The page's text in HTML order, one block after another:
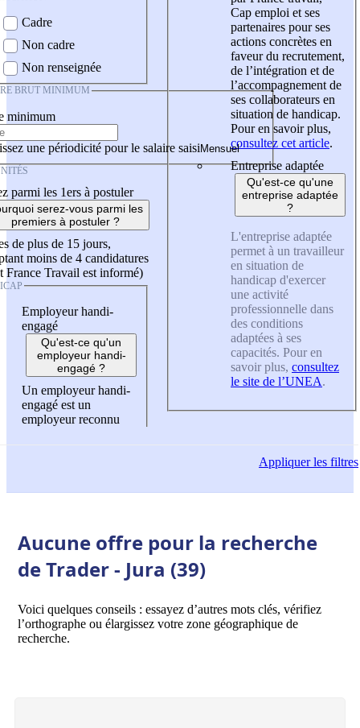
Cadre
Non cadre
Non renseignée
BRUT MINIMUM
minimum
une périodicité pour le salaire saisi
parmi les 1ers à postuler
serez-vous parmi les
premiers à postuler ?
de plus de 15 jours,
moins de 4 candidatures
France Travail est informé)
Employeur handi-
engagé
Qu'est-ce qu'un
employeur handi-
engagé ?
Un employeur handi-
engagé est un
employeur reconnu
Cap emploi et ses
partenaires pour ses
actions concrètes en
faveur du recrutement,
de l’intégration et de
l’accompagnement de
ses collaborateurs en
situation de handicap.
Pour en savoir plus,
consultez cet article.
Entreprise adaptée
Qu'est-ce qu'une
entreprise adaptée
?
L'entreprise adaptée
permet à un travailleur
en situation de
handicap d'exercer
une activité
professionnelle dans
des conditions
adaptées à ses
capacités. Pour en
savoir plus, consultez
le site de l’UNEA.
Appliquerles filtres
Aucune offre pour la recherche
de Trader - Jura (39)
Voici quelques conseils : essayez d’autres mots clés, vérifiez
l’orthographe ou élargissez votre zone géographique de
recherche.